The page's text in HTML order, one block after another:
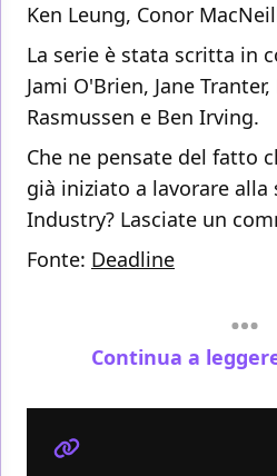
Ken Leung, Conor
La serie è stata scritta in
Jami O'Brien, Jane
Rasmussen e Ben Irving.
Che ne pensate del fatto
già iniziato a lavorare alla
Industry? Lasciate un
Fonte: Deadline
Continua a